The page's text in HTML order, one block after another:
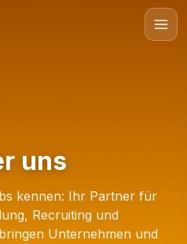
uns
kennen: Ihr Partner für
Recruiting und
Unternehmen und